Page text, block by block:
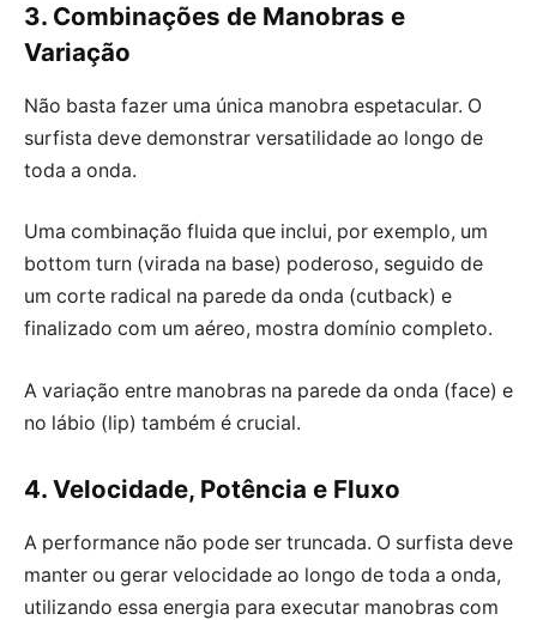
3. Combinações de Manobras e
Variação
Não basta fazer uma única manobra espetacular. O
surfista deve demonstrar versatilidade ao longo de
toda a onda.
Uma combinação fluida que inclui, por exemplo, um
bottom turn (virada na base) poderoso, seguido de
um corte radical na parede da onda (cutback) e
finalizado com um aéreo, mostra domínio completo.
A variação entre manobras na parede da onda (face) e
no lábio (lip) também é crucial.
4. Velocidade, Potência e Fluxo
A performance não pode ser truncada. O surfista deve
manter ou gerar velocidade ao longo de toda a onda,
utilizando essa energia para executar manobras com